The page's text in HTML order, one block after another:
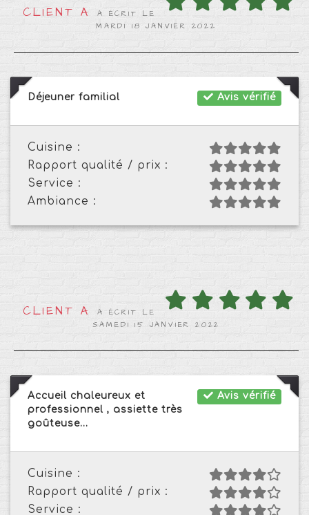
CLIENT A
A ÉCRIT LE
MARDI 18 JANVIER 2022
Avis vérifié
Déjeuner familial
Cuisine :
Rapport qualité / prix :
Service :
Ambiance :
CLIENT A
A ÉCRIT LE
SAMEDI 15 JANVIER 2022
Avis vérifié
Accueil chaleureux et
professionnel , assiette très
goûteuse...
Cuisine :
Rapport qualité / prix :
Service :